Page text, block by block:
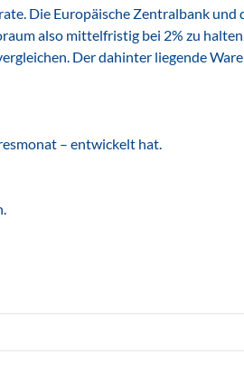
Die Europäische Zentralbank und
also mittelfristig bei 2% zu
Der dahinter liegende
– entwickelt hat.